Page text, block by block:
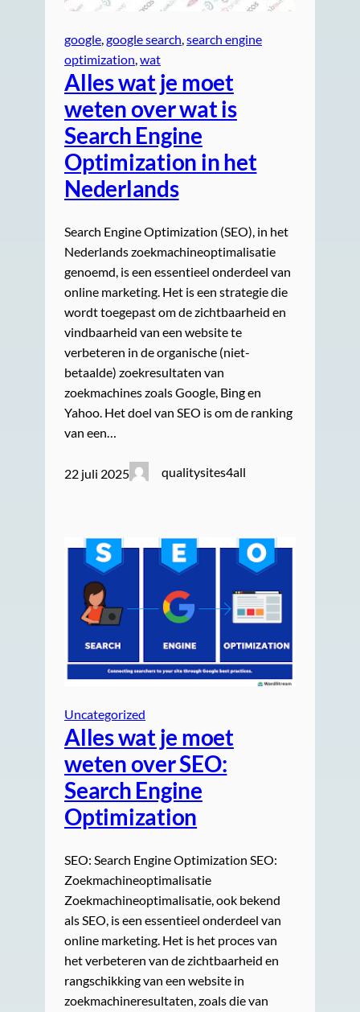
google, google search, search engine
optimization, wat
Alles wat je moet
weten over wat is
Search Engine
Optimization in het
Nederlands
Search Engine Optimization (SEO), in het
Nederlands zoekmachineoptimalisatie
genoemd, is een essentieel onderdeel van
online marketing. Het is een strategie die
wordt toegepast om de zichtbaarheid en
vindbaarheid van een website te
verbeteren in de organische (niet-
betaalde) zoekresultaten van
zoekmachines zoals Google, Bing en
Yahoo. Het doel van SEO is om de ranking
van een…
22 juli 2025 qualitysites4all
Uncategorized
Alles wat je moet
weten over SEO:
Search Engine
Optimization
SEO: Search Engine Optimization SEO:
Zoekmachineoptimalisatie
Zoekmachineoptimalisatie, ook bekend
als SEO, is een essentieel onderdeel van
online marketing. Het is het proces van
het verbeteren van de zichtbaarheid en
rangschikking van een website in
zoekmachineresultaten, zoals die van